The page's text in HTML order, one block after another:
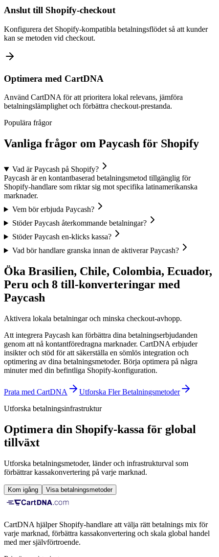
Anslut till Shopify-checkout
Konfigurera det Shopify-kompatibla betalningsflödet så att kunder
kan se metoden vid checkout.
Optimera med CartDNA
Använd CartDNA för att prioritera lokal relevans, jämföra
betalningslämplighet och förbättra checkout-prestanda.
Populära frågor
Vanliga frågor om Paycash för Shopify
Vad är Paycash på Shopify?
Paycash är en kontantbaserad betalningsmetod tillgänglig för
Shopify-handlare som riktar sig mot specifika latinamerikanska
marknader.
Vem bör erbjuda Paycash?
Stöder Paycash återkommande betalningar?
Stöder Paycash en-klicks kassa?
Vad bör handlare granska innan de aktiverar Paycash?
Öka Brasilien, Chile, Colombia, Ecuador,
Peru och 8 till-konverteringar med
Paycash
Aktivera lokala betalningar och minska checkout-avhopp.
Att integrera Paycash kan förbättra dina betalningserbjudanden
genom att nå kontantföredragna marknader. CartDNA erbjuder
insikter och stöd för att säkerställa en sömlös integration och
optimering av dina betalningsmetoder. Börja optimera på några
minuter med din befintliga Shopify-konfiguration.
Prata med CartDNA
Utforska Fler Betalningsmetoder
Utforska betalningsinfrastruktur
Optimera din Shopify-kassa för global
tillväxt
Utforska betalningsmetoder, länder och infrastrukturval som
förbättrar kassakonvertering på varje marknad.
Kom igång Visa betalningsmetoder
CartDNA hjälper Shopify-handlare att välja rätt betalnings mix för
varje marknad, förbättra kassakonvertering och skala global handel
med mer självförtroende.